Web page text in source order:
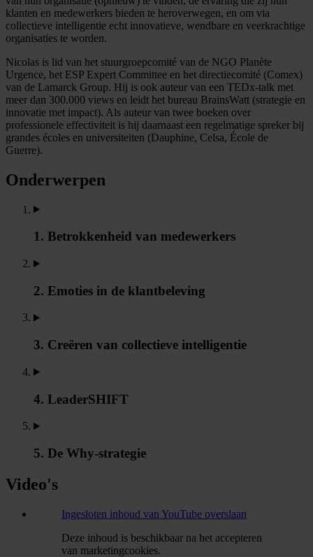
klanten en medewerkers bieden te heroverwegen, en om via
collectieve intelligentie echt innovatieve, wendbare en veerkrachtige
organisaties te worden.
Nicolas is lid van het stuurgroepcomité van de NGO Planète
Urgence, het ESP Expert Committee en het directiecomité (Comex)
van de Lamarck Group. Hij is ook auteur van een TEDx-talk met
meer dan 300.000 views en leidt het bureau BrainsWatt (strategie en
innovatie met impact). Als auteur van twee boeken over
professionele effectiviteit is hij daarnaast een regelmatige spreker bij
grandes écoles en universiteiten (Dauphine, Celsa, École de
Guerre).
Onderwerpen
1. Betrokkenheid van medewerkers
2. Emoties in de klantbeleving
3. Creëren van collectieve intelligentie
4. LeaderSHIFT
5. De Why-strategie
Video's
Ingesloten inhoud van YouTube overslaan
Deze inhoud is beschikbaar na het accepteren
van marketingcookies.